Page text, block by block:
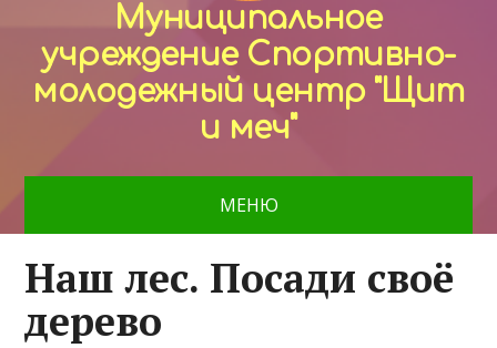
Муниципальное
учреждение Спортивно-
молодежный центр "Щит
и меч"
МЕНЮ
Наш лес. Посади своё
дерево